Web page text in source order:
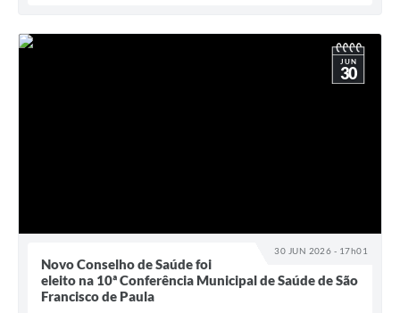
30 JUN 2026 - 17h01
JUN
30
Novo Conselho de Saúde foi
eleito na 10ª Conferência Municipal de Saúde de São
Francisco de Paula